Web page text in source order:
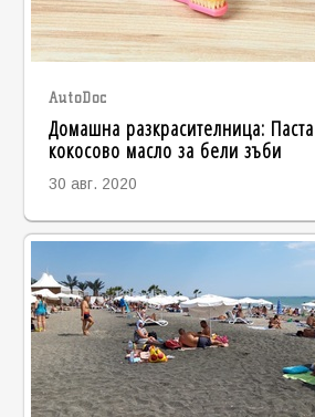
AutoDoc
Домашна разкрасителница:
кокосово масло за бели зъби
30 авг. 2020